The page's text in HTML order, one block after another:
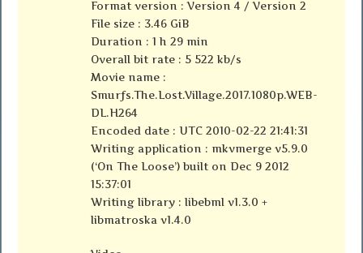
Format version : Version 4 / Version 2
File size : 3.46 GiB
Duration : 1 h 29 min
Overall bit rate : 5 522 kb/s
Movie name :
Smurfs.The.Lost.Village.2017.1080p.WEB-
DL.H264
Encoded date : UTC 2010-02-22 21:41:31
Writing application : mkvmerge v5.9.0
(‘On The Loose’) built on Dec 9 2012
15:37:01
Writing library : libebml v1.3.0 +
libmatroska v1.4.0